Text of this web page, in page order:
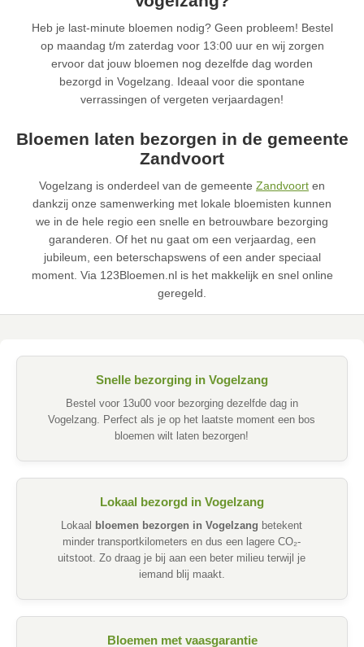
Heb je last-minute bloemen nodig? Geen probleem! Bestel
op maandag t/m zaterdag voor 13:00 uur en wij zorgen
ervoor dat jouw bloemen nog dezelfde dag worden
bezorgd in Vogelzang. Ideaal voor die spontane
verrassingen of vergeten verjaardagen!
Bloemen laten bezorgen in de gemeente
Zandvoort
Vogelzang is onderdeel van de gemeente Zandvoort en
dankzij onze samenwerking met lokale bloemisten kunnen
we in de hele regio een snelle en betrouwbare bezorging
garanderen. Of het nu gaat om een verjaardag, een
jubileum, een beterschapswens of een ander speciaal
moment. Via 123Bloemen.nl is het makkelijk en snel online
geregeld.
Snelle bezorging in Vogelzang
Bestel voor 13u00 voor bezorging dezelfde dag in
Vogelzang. Perfect als je op het laatste moment een bos
bloemen wilt laten bezorgen!
Lokaal bezorgd in Vogelzang
Lokaal bloemen bezorgen in Vogelzang betekent
minder transportkilometers en dus een lagere CO₂-
uitstoot. Zo draag je bij aan een beter milieu terwijl je
iemand blij maakt.
Bloemen met vaasgarantie